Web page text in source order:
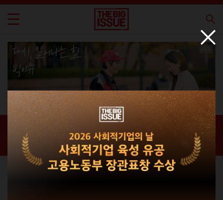
신간 · 과월호
홈 / 매거진 / 신간 · 과월호